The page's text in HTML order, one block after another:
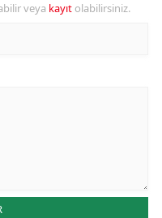
veya kayıt olabilirsiniz.